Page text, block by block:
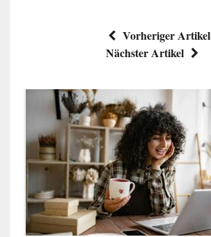
Vorheriger Artikel
Nächster Artikel